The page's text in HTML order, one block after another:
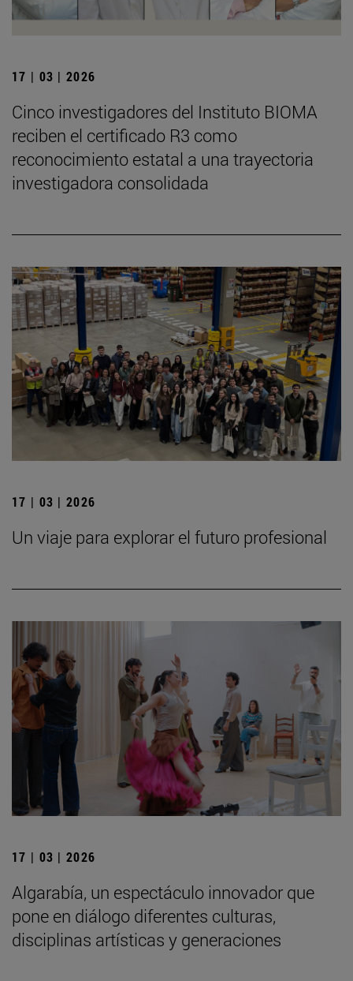
17 | 03 | 2026
Cinco investigadores del Instituto BIOMA
reciben el certificado R3 como
reconocimiento estatal a una trayectoria
investigadora consolidada
17 | 03 | 2026
Un viaje para explorar el futuro profesional
17 | 03 | 2026
Algarabía, un espectáculo innovador que
pone en diálogo diferentes culturas,
disciplinas artísticas y generaciones